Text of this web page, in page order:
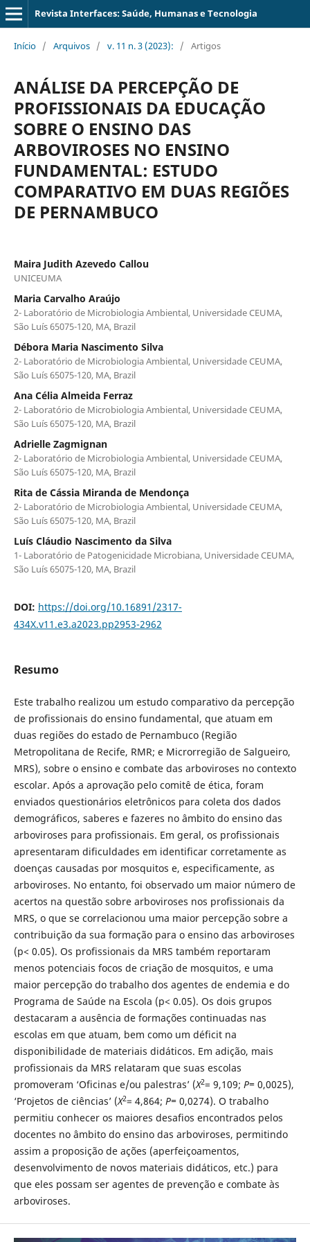
Revista Interfaces: Saúde, Humanas e Tecnologia
Início / Arquivos / v. 11 n. 3 (2023): / Artigos
ANÁLISE DA PERCEPÇÃO DE
PROFISSIONAIS DA EDUCAÇÃO
SOBRE O ENSINO DAS
ARBOVIROSES NO ENSINO
FUNDAMENTAL: ESTUDO
COMPARATIVO EM DUAS REGIÕES
DE PERNAMBUCO
Maira Judith Azevedo Callou
UNICEUMA
Maria Carvalho Araújo
2- Laboratório de Microbiologia Ambiental, Universidade CEUMA,
São Luís 65075-120, MA, Brazil
Débora Maria Nascimento Silva
2- Laboratório de Microbiologia Ambiental, Universidade CEUMA,
São Luís 65075-120, MA, Brazil
Ana Célia Almeida Ferraz
2- Laboratório de Microbiologia Ambiental, Universidade CEUMA,
São Luís 65075-120, MA, Brazil
Adrielle Zagmignan
2- Laboratório de Microbiologia Ambiental, Universidade CEUMA,
São Luís 65075-120, MA, Brazil
Rita de Cássia Miranda de Mendonça
2- Laboratório de Microbiologia Ambiental, Universidade CEUMA,
São Luís 65075-120, MA, Brazil
Luís Cláudio Nascimento da Silva
1- Laboratório de Patogenicidade Microbiana, Universidade CEUMA,
São Luís 65075-120, MA, Brazil
DOI: https://doi.org/10.16891/2317-
434X.v11.e3.a2023.pp2953-2962
Resumo
Este trabalho realizou um estudo comparativo da percepção
de profissionais do ensino fundamental, que atuam em
duas regiões do estado de Pernambuco (Região
Metropolitana de Recife, RMR; e Microrregião de Salgueiro,
MRS), sobre o ensino e combate das arboviroses no contexto
escolar. Após a aprovação pelo comitê de ética, foram
enviados questionários eletrônicos para coleta dos dados
demográficos, saberes e fazeres no âmbito do ensino das
arboviroses para profissionais. Em geral, os profissionais
apresentaram dificuldades em identificar corretamente as
doenças causadas por mosquitos e, especificamente, as
arboviroses. No entanto, foi observado um maior número de
acertos na questão sobre arboviroses nos profissionais da
MRS, o que se correlacionou uma maior percepção sobre a
contribuição da sua formação para o ensino das arboviroses
(p< 0.05). Os profissionais da MRS também reportaram
menos potenciais focos de criação de mosquitos, e uma
maior percepção do trabalho dos agentes de endemia e do
Programa de Saúde na Escola (p< 0.05). Os dois grupos
destacaram a ausência de formações continuadas nas
escolas em que atuam, bem como um déficit na
disponibilidade de materiais didáticos. Em adição, mais
profissionais da MRS relataram que suas escolas
promoveram ‘Oficinas e/ou palestras’ (Χ2= 9,109; P= 0,0025),
‘Projetos de ciências’ (Χ2= 4,864; P= 0,0274). O trabalho
permitiu conhecer os maiores desafios encontrados pelos
docentes no âmbito do ensino das arboviroses, permitindo
assim a proposição de ações (aperfeiçoamentos,
desenvolvimento de novos materiais didáticos, etc.) para
que eles possam ser agentes de prevenção e combate às
arboviroses.